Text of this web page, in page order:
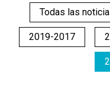
Todas las
2019-2017